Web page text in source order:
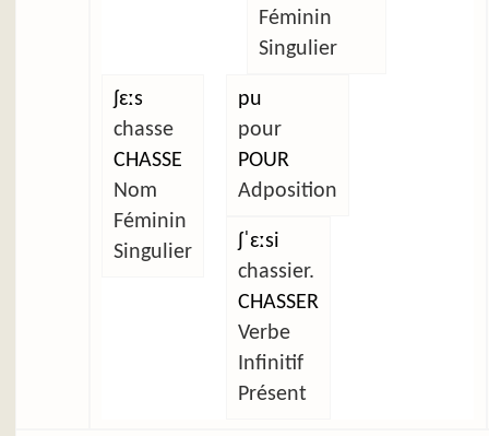
Féminin
Singulier
ʃɛːs
chasse
CHASSE
Nom
Féminin
Singulier
pu
pour
POUR
Adposition
ʃˈɛːsi
chassier.
CHASSER
Verbe
Infinitif
Présent